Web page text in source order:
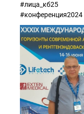
#лица_кб25
#конференция2024